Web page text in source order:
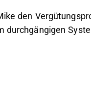
den
durchgängigen